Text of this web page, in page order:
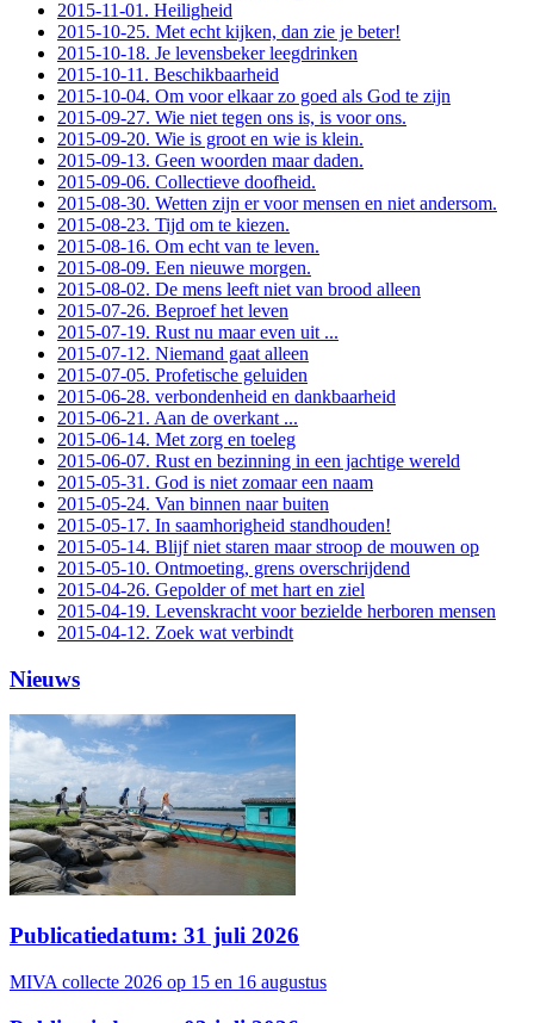
2015-11-01. Heiligheid
2015-10-25. Met echt kijken, dan zie je beter!
2015-10-18. Je levensbeker leegdrinken
2015-10-11. Beschikbaarheid
2015-10-04. Om voor elkaar zo goed als God te zijn
2015-09-27. Wie niet tegen ons is, is voor ons.
2015-09-20. Wie is groot en wie is klein.
2015-09-13. Geen woorden maar daden.
2015-09-06. Collectieve doofheid.
2015-08-30. Wetten zijn er voor mensen en niet andersom.
2015-08-23. Tijd om te kiezen.
2015-08-16. Om echt van te leven.
2015-08-09. Een nieuwe morgen.
2015-08-02. De mens leeft niet van brood alleen
2015-07-26. Beproef het leven
2015-07-19. Rust nu maar even uit ...
2015-07-12. Niemand gaat alleen
2015-07-05. Profetische geluiden
2015-06-28. verbondenheid en dankbaarheid
2015-06-21. Aan de overkant ...
2015-06-14. Met zorg en toeleg
2015-06-07. Rust en bezinning in een jachtige wereld
2015-05-31. God is niet zomaar een naam
2015-05-24. Van binnen naar buiten
2015-05-17. In saamhorigheid standhouden!
2015-05-14. Blijf niet staren maar stroop de mouwen op
2015-05-10. Ontmoeting, grens overschrijdend
2015-04-26. Gepolder of met hart en ziel
2015-04-19. Levenskracht voor bezielde herboren mensen
2015-04-12. Zoek wat verbindt
Nieuws
Publicatiedatum: 31 juli 2026
MIVA collecte 2026 op 15 en 16 augustus